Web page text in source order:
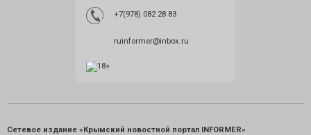
+7(978) 082 28 83
ruinformer@inbox.ru
Сетевое издание «Крымский новостной портал INFORMER»